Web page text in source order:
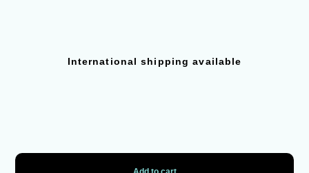
International shipping available